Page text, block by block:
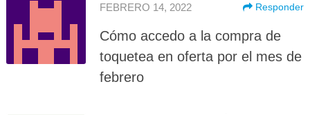
FEBRERO 14, 2022
Responder
Cómo accedo a la compra de
toquetea en oferta por el mes de
febrero